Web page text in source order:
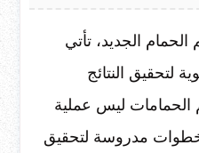
الجديد، تأتي
لتحقيق النتائج
الحمامات ليس عملية
خطوات مدروسة لتحقيق